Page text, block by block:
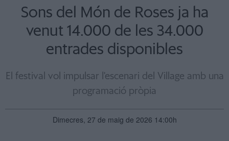
Sons del Món de Roses ja ha
venut 14.000 de les 34.000
entrades disponibles
El festival vol impulsar l'escenari del Village amb una
programació pròpia
Dimecres, 27 de maig de 2026 14:00h